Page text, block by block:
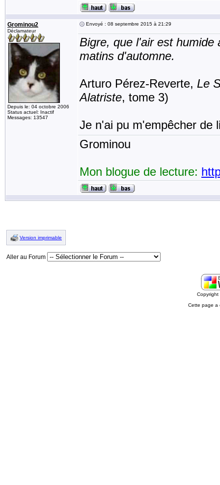
Grominou2
Déclamateur
Depuis le: 04 octobre 2006
Status actuel: Inactif
Messages: 13547
Envoyé : 08 septembre 2015 à 21:29
Bigre, que l'air est humide
matins d'automne.
Arturo Pérez-Reverte, Le
Alatriste, tome 3)
Je n'ai pu m'empêcher de
Grominou
Mon blogue de lecture:
Version imprimable
Aller au Forum
Cette page a